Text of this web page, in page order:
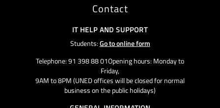
Contact
IT HELP AND SUPPORT
Students:Go to online form
Telephone: 91 398 88 01Opening hours: Monday to
Friday,
9AM to 8PM (UNED offices will be closed for normal
business on the public holidays)